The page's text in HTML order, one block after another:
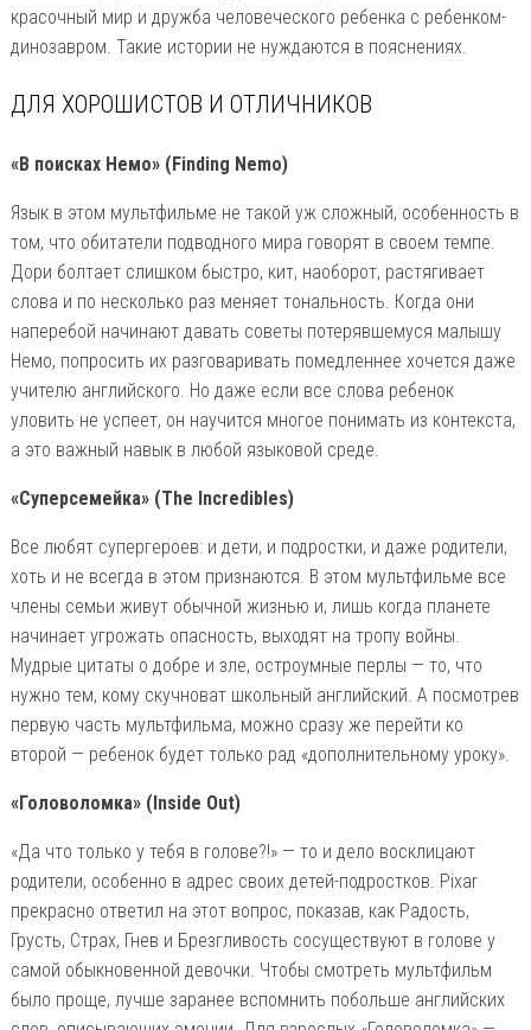
красочный мир и дружба человеческого ребенка с ребенком-
динозавром. Такие истории не нуждаются в пояснениях.
ДЛЯ ХОРОШИСТОВ И ОТЛИЧНИКОВ
«В поисках Немо» (Finding Nemo)
Язык в этом мультфильме не такой уж сложный, особенность в
том, что обитатели подводного мира говорят в своем темпе.
Дори болтает слишком быстро, кит, наоборот, растягивает
слова и по несколько раз меняет тональность. Когда они
наперебой начинают давать советы потерявшемуся малышу
Немо, попросить их разговаривать помедленнее хочется даже
учителю английского. Но даже если все слова ребенок
уловить не успеет, он научится многое понимать из контекста,
а это важный навык в любой языковой среде.
«Суперсемейка» (The Incredibles)
Все любят супергероев: и дети, и подростки, и даже родители,
хоть и не всегда в этом признаются. В этом мультфильме все
члены семьи живут обычной жизнью и, лишь когда планете
начинает угрожать опасность, выходят на тропу войны.
Мудрые цитаты о добре и зле, остроумные перлы — то, что
нужно тем, кому скучноват школьный английский. А посмотрев
первую часть мультфильма, можно сразу же перейти ко
второй — ребенок будет только рад «дополнительному уроку».
«Головоломка» (Inside Out)
«Да что только у тебя в голове?!» — то и дело восклицают
родители, особенно в адрес своих детей-подростков. Pixar
прекрасно ответил на этот вопрос, показав, как Радость,
Грусть, Страх, Гнев и Брезгливость сосуществуют в голове у
самой обыкновенной девочки. Чтобы смотреть мультфильм
было проще, лучше заранее вспомнить побольше английских